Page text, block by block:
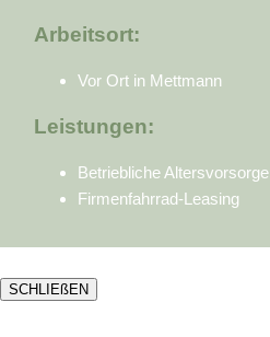
Arbeitsort:
Vor Ort in Mettmann
Leistungen:
Betriebliche Altersvorsorge
Firmenfahrrad-Leasing
SCHLIEßEN